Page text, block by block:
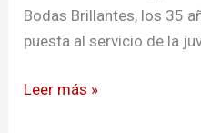
Bodas Brillantes, los 35
puesta al servicio de la
Leer más »